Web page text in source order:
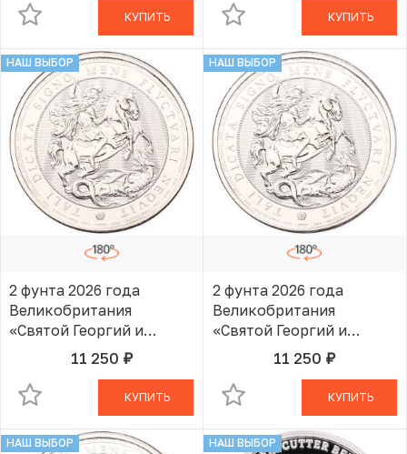
КУПИТЬ КУПИТЬ
НАШ ВЫБОР
2 фунта 2026 года
Великобритания
«Святой Георгий и
Дракон»11 250 руб.
В КОРЗИНЕ
КУПИТЬ
НАШ ВЫБОР
2 фунта 2026 года
Великобритания
«Святой Георгий и
Дракон»11 250 руб.
В КОРЗИНЕ
КУПИТЬ
НАШ ВЫБОР НАШ ВЫБОР